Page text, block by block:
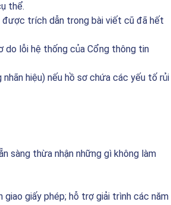
thể.
được trích dẫn trong bài viết cũ đã hết
do lỗi hệ thống của Cổng thông tin
hiệu) nếu hồ sơ chứa các yếu tố rủi
sàng thừa nhận những gì không làm
giao giấy phép; hỗ trợ giải trình các năm